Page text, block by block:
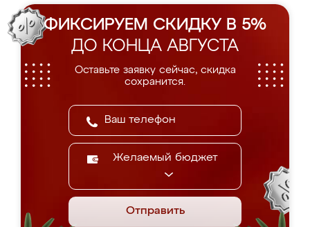
ФИКСИРУЕМ СКИДКУ В 5%
ДО КОНЦА АВГУСТА
Оставьте заявку сейчас, скидка
сохранится.
Желаемый бюджет
Отправить